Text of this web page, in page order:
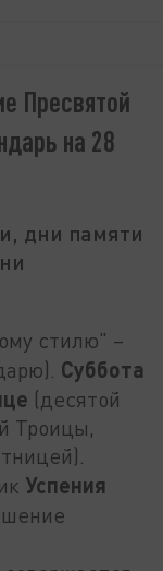
Пресвятой
на 28
дни памяти
стилю" –
Суббота
(десятой
Троицы,
Успения